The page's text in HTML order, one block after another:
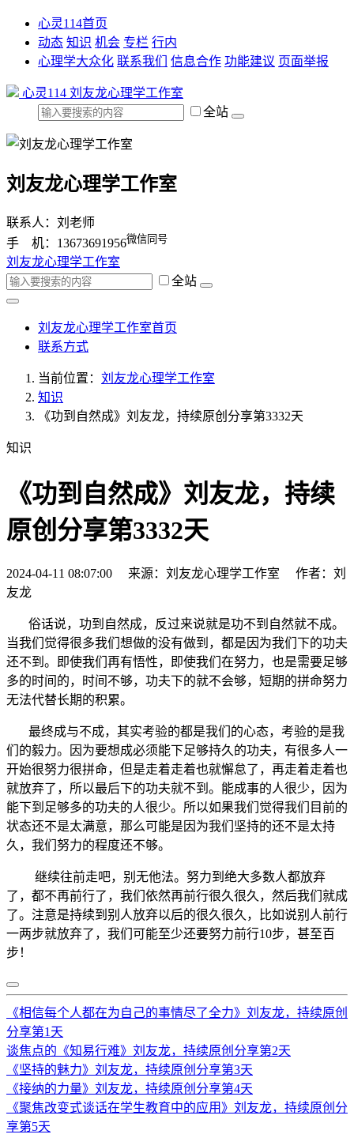
心灵114首页
动态 知识 机会 专栏 行内
心理学大众化 联系我们 信息合作 功能建议 页面举报
心灵114 刘友龙心理学工作室
全站
刘友龙心理学工作室
联系人：刘老师
手 机：13673691956微信同号
刘友龙心理学工作室
全站
刘友龙心理学工作室首页
联系方式
当前位置： 刘友龙心理学工作室
知识
《功到自然成》刘友龙，持续原创分享第3332天
知识
《功到自然成》刘友龙，持续
原创分享第3332天
2024-04-11 08:07:00 来源：刘友龙心理学工作室 作者：刘
友龙
俗话说，功到自然成，反过来说就是功不到自然就不成。
当我们觉得很多我们想做的没有做到，都是因为我们下的功夫
还不到。即使我们再有悟性，即使我们在努力，也是需要足够
多的时间的，时间不够，功夫下的就不会够，短期的拼命努力
无法代替长期的积累。
最终成与不成，其实考验的都是我们的心态，考验的是我
们的毅力。因为要想成必须能下足够持久的功夫，有很多人一
开始很努力很拼命，但是走着走着也就懈怠了，再走着走着也
就放弃了，所以最后下的功夫就不到。能成事的人很少，因为
能下到足够多的功夫的人很少。所以如果我们觉得我们目前的
状态还不是太满意，那么可能是因为我们坚持的还不是太持
久，我们努力的程度还不够。
继续往前走吧，别无他法。努力到绝大多数人都放弃
了，都不再前行了，我们依然再前行很久很久，然后我们就成
了。注意是持续到别人放弃以后的很久很久，比如说别人前行
一两步就放弃了，我们可能至少还要努力前行10步，甚至百
步！
《相信每个人都在为自己的事情尽了全力》刘友龙，持续原创
分享第1天
谈焦点的《知易行难》刘友龙，持续原创分享第2天
《坚持的魅力》刘友龙，持续原创分享第3天
《接纳的力量》刘友龙，持续原创分享第4天
《聚焦改变式谈话在学生教育中的应用》刘友龙，持续原创分
享第5天